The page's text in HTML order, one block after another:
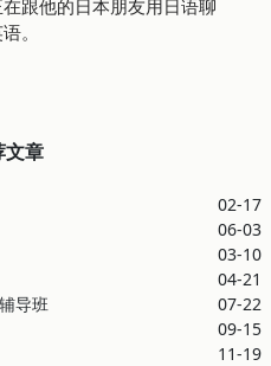
跟他的日本朋友用日语聊
。
文章
02-17
06-03
03-10
04-21
导班
07-22
09-15
11-19